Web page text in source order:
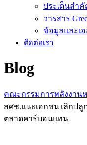
ประเด็นสำ
วารสาร
ข้อมูลและเอ
ติดต่อเรา
Blog
คณะกรรมการพลังงาน
สศช.แนะเอกชน เลิกปลู
ตลาดคาร์บอนแทน